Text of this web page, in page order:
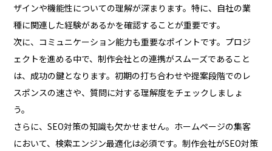
ザインや機能性についての理解が深まります。特に、自社の業
種に関連した経験があるかを確認することが重要です。
次に、コミュニケーション能力も重要なポイントです。プロジ
ェクトを進める中で、制作会社との連携がスムーズであること
は、成功の鍵となります。初期の打ち合わせや提案段階でのレ
スポンスの速さや、質問に対する理解度をチェックしましょ
う。
さらに、SEO対策の知識も欠かせません。ホームページの集客
において、検索エンジン最適化は必須です。制作会社がSEO対策